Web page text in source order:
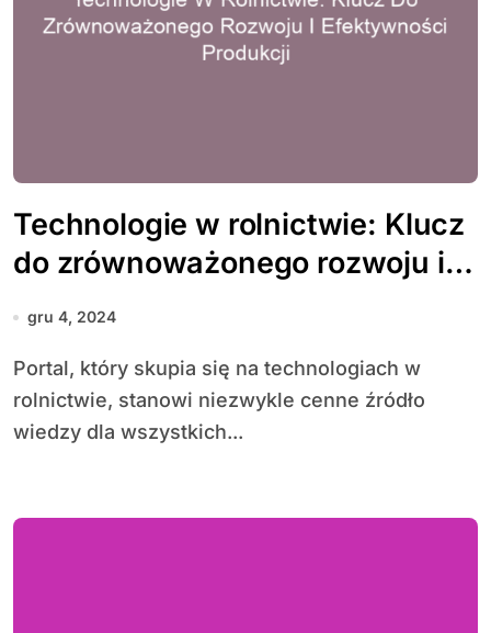
Technologie w rolnictwie: Klucz
do zrównoważonego rozwoju i
efektywności produkcji
gru 4, 2024
Portal, który skupia się na technologiach w
rolnictwie, stanowi niezwykle cenne źródło
wiedzy dla wszystkich...